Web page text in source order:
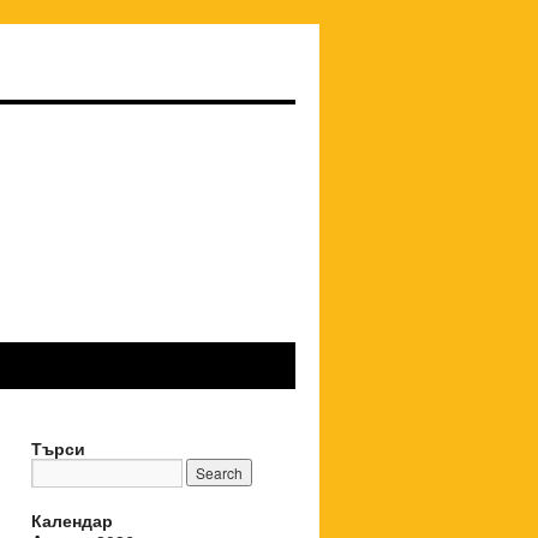
Търси
Календар